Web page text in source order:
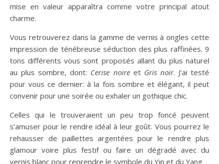
mise en valeur apparaîtra comme votre principal atout
charme.
Vous retrouverez dans la gamme de vernis à ongles cette
impression de ténébreuse séduction des plus raffinées. 9
tons différents vous sont proposés allant du plus naturel
au plus sombre, dont: Cerise noireet Gris noir. J’ai testé
pour vous ce dernier: à la fois sombre et élégant, il peut
convenir pour une soirée ou exhaler un gothique chic.
Celles qui le trouveraient un peu trop foncé peuvent
s’amuser pour le rendre idéal à leur goût. Vous pourrez le
rehausser de paillettes argentées pour le rendre plus
glamour voire plus festif ou faire un dégradé avec du
vernis blanc pour reprendre le symbole du Yin et du Yang.